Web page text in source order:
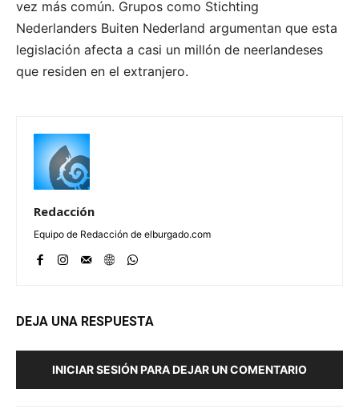
vez más común. Grupos como Stichting
Nederlanders Buiten Nederland argumentan que esta
legislación afecta a casi un millón de neerlandeses
que residen en el extranjero.
Redacción
Equipo de Redacción de elburgado.com
DEJA UNA RESPUESTA
INICIAR SESIÓN PARA DEJAR UN COMENTARIO